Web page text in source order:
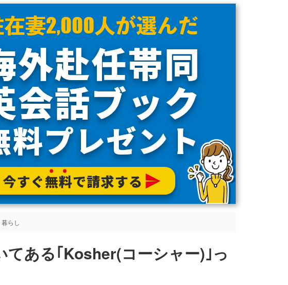
らし
てある｢Kosher(コーシャー)｣っ